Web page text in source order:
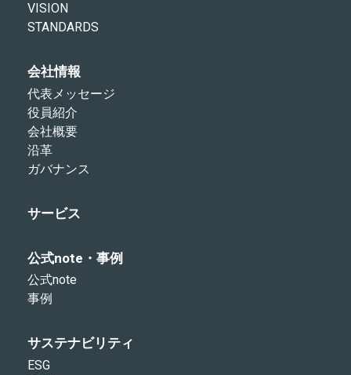
VISION
STANDARDS
会社情報
代表メッセージ
役員紹介
会社概要
沿革
ガバナンス
サービス
公式note・事例
公式note
事例
サステナビリティ
ESG